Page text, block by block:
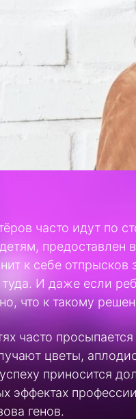
часто идут по
предоставлен
к себе
туда. И даже если
что к такому
часто
цветы,
приносится
эффектах
генов.